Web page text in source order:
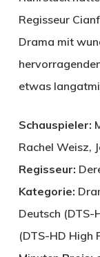
Regisseur
Drama mit
etwas
Schauspieler:
Rachel Weisz,
Regisseur:
Kategorie:
Deutsch (DTS-
(DTS-HD High